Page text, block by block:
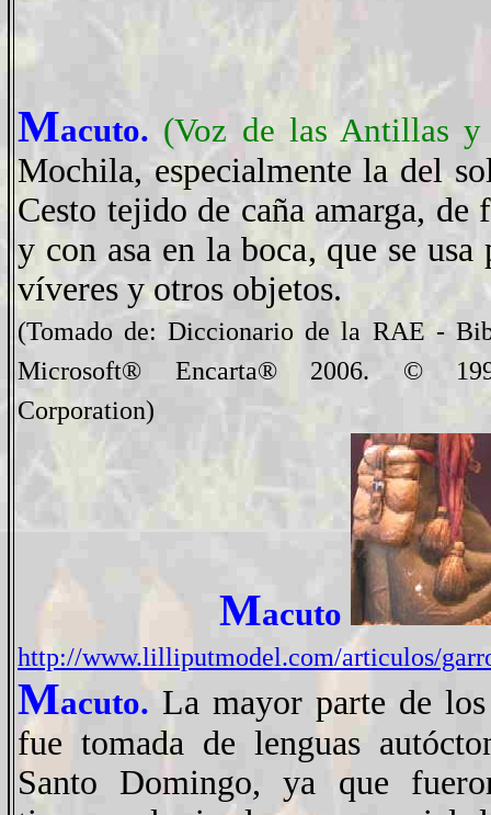
Macuto. (Voz de las Antillas y
Mochila, especialmente la del
Cesto tejido de caña amarga,
y con asa en la boca, que se usa
víveres y otros objetos.
(Tomado de: Diccionario de la RAE -
Microsoft® Encarta® 2006. ©
Corporation)
Macuto
http://www.lilliputmodel.com/articulos/
Macuto. La mayor parte de
fue tomada de lenguas
Santo Domingo, ya que